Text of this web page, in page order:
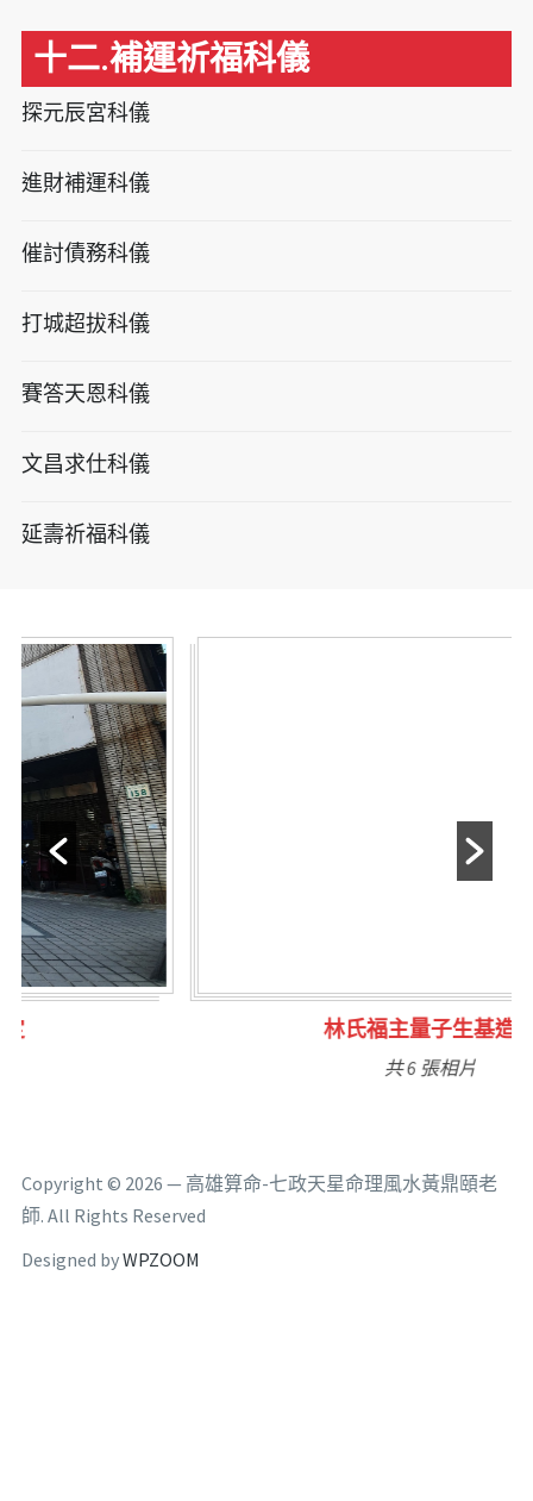
十二.補運祈福科儀
探元辰宮科儀
進財補運科儀
催討債務科儀
打城超拔科儀
賽答天恩科儀
文昌求仕科儀
延壽祈福科儀
林氏福主量子生基造命
Copyright © 2026 — 高雄算命-七政天星命理風水黃鼎頤老
師. All Rights Reserved
Designed byWPZOOM